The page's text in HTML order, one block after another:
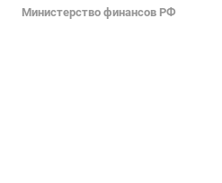
Министерство финансов РФ